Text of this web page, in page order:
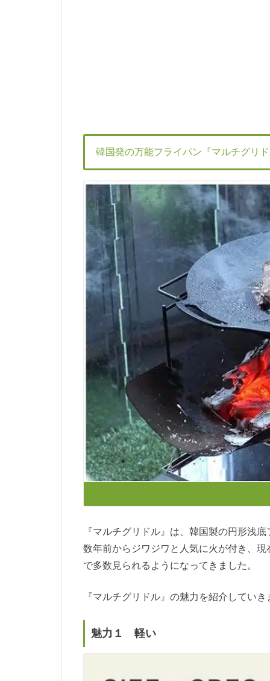
韓国発の万能フライパン『マルチグリ
『マルチグリドル』は、韓国製の円形浅
数年前からジワジワと人気に火が付き、
で多数見られるようになってきました。
『マルチグリドル』の魅力を紹介していき
魅力１ 軽い